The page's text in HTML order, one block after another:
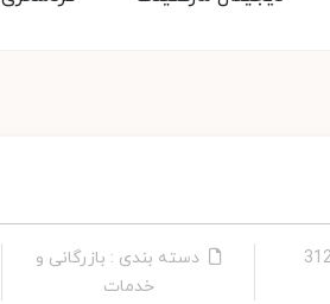
دسته بندی : بازرگانی و
خدمات